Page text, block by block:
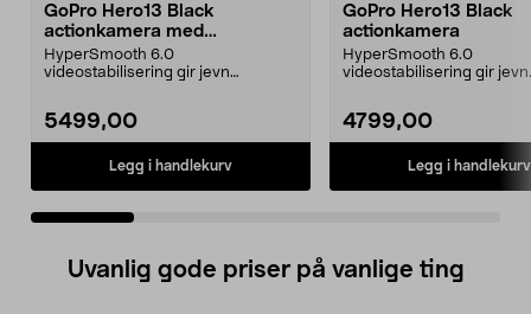
GoPro Hero13 Black
actionkamera med
tilbehørspakke.
HyperSmooth 6.0
videostabilisering gir jevn
5499,00
Legg i handlekurv
GoPro Hero13 Black
actionkamera
HyperSmooth 6.0
videostabilisering gir jevn
4799,00
Legg i handlekurv
Uvanlig gode priser på vanlige ting